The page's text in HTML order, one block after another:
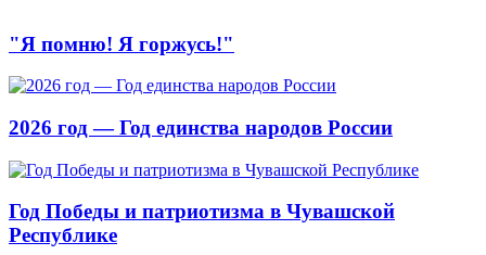
"Я помню! Я горжусь!"
2026 год — Год единства народов России
Год Победы и патриотизма в Чувашской
Республике